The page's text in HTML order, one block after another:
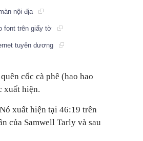
nội địa
font trên giấy tờ
tuyên dương
cốc cà phê (hao hao
xuất hiện.
xuất hiện tại 46:19 trên
của Samwell Tarly và sau